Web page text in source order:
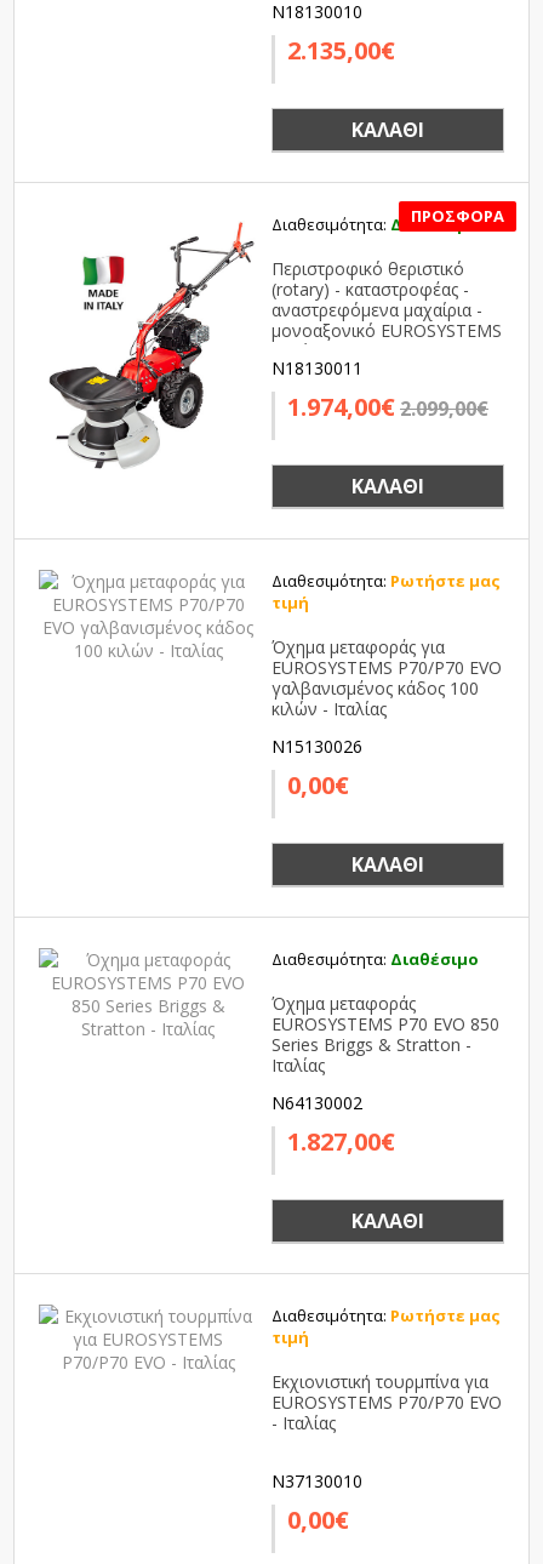
N18130010
2.135,00€
ΚΑΛΆΘΙ
Διαθεσιμότητα: Διαθέσιμο
Περιστροφικό θεριστικό
(rotary) - καταστροφέας -
αναστρεφόμενα μαχαίρια -
μονοαξονικό EUROSYSTEMS
Ιταλίας P70 EVO - 850 Series
Briggs & Stratton
N18130011
1.974,00€2.099,00€
ΚΑΛΆΘΙ
Διαθεσιμότητα: Ρωτήστε μας
τιμή
Όχημα μεταφοράς για
EUROSYSTEMS P70/P70 EVO
γαλβανισμένος κάδος 100
κιλών - Ιταλίας
N15130026
0,00€
ΚΑΛΆΘΙ
Διαθεσιμότητα: Διαθέσιμο
Όχημα μεταφοράς
EUROSYSTEMS P70 EVO 850
Series Briggs & Stratton -
Ιταλίας
N64130002
1.827,00€
ΚΑΛΆΘΙ
Διαθεσιμότητα: Ρωτήστε μας
τιμή
Εκχιονιστική τουρμπίνα για
EUROSYSTEMS P70/P70 EVO
- Ιταλίας
N37130010
0,00€